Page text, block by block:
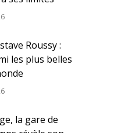
Roussy :
les plus belles
la gare de